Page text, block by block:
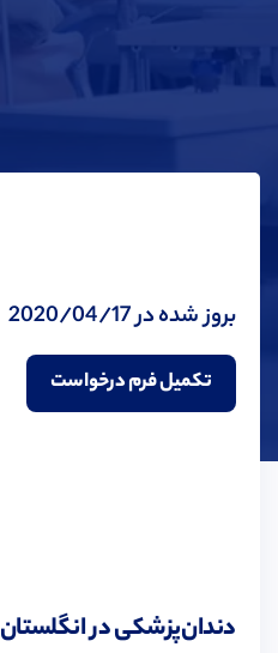
بروز شده در 2020/04/17
تکمیل فرم درخواست
دندان‌پزشکی در انگلستان